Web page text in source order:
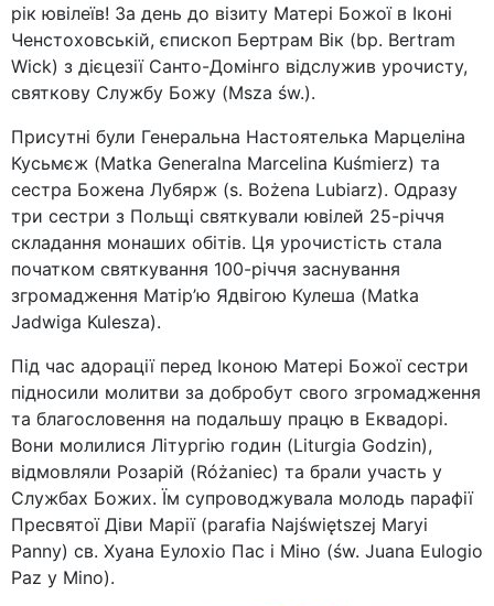
рік ювілеїв! За день до візиту Матері Божої в Іконі
Ченстоховській, єпископ Бертрам Вік (bp. Bertram
Wick) з дієцезії Санто-Домінго відслужив урочисту,
святкову Службу Божу (Msza św.).
Присутні були Генеральна Настоятелька Марцеліна
Кусьмєж (Matka Generalna Marcelina Kuśmierz) та
сестра Божена Лубярж (s. Bożena Lubiarz). Одразу
три сестри з Польщі святкували ювілей 25-річчя
складання монаших обітів. Ця урочистість стала
початком святкування 100-річчя заснування
згромадження Матір’ю Ядвігою Кулеша (Matka
Jadwiga Kulesza).
Під час адорації перед Іконою Матері Божої сестри
підносили молитви за добробут свого згромадження
та благословення на подальшу працю в Еквадорі.
Вони молилися Літургію годин (Liturgia Godzin),
відмовляли Розарій (Różaniec) та брали участь у
Службах Божих. Їм супроводжувала молодь парафії
Пресвятої Діви Марії (parafia Najświętszej Maryi
Panny) св. Хуана Еулохіо Пас і Міно (św. Juana Eulogio
Paz y Mino).